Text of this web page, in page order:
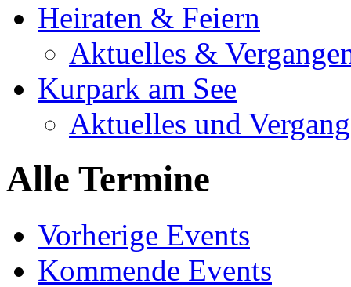
Heiraten & Feiern
Aktuelles &
Kurpark am See
Aktuelles und
Alle Termine
Vorherige Events
Kommende Events